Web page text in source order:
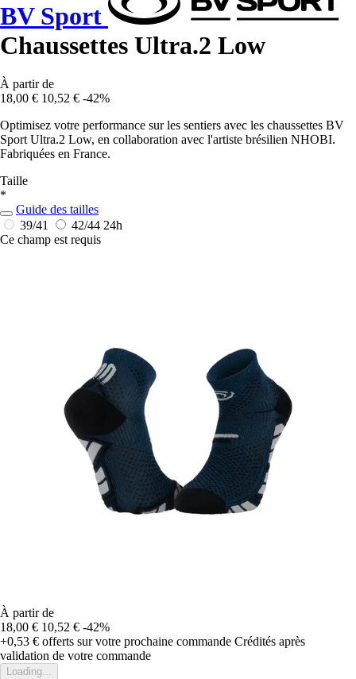
BV Sport
Chaussettes Ultra.2 Low
À partir de
18,00 € 10,52 € -42%
Optimisez votre performance sur les sentiers avec les chaussettes BV
Sport Ultra.2 Low, en collaboration avec l'artiste brésilien NHOBI.
Fabriquées en France.
Taille
*
Guide des tailles
39/41
42/44 24h
Ce champ est requis
À partir de
18,00 € 10,52 € -42%
+0,53 € offerts sur votre prochaine commande Crédités après
validation de votre commande
Loading...